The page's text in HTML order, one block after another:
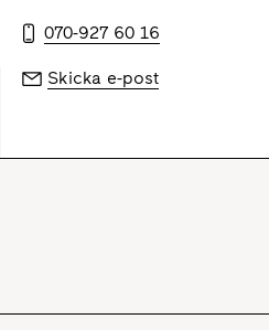
070-927 60 16
Skicka e-post